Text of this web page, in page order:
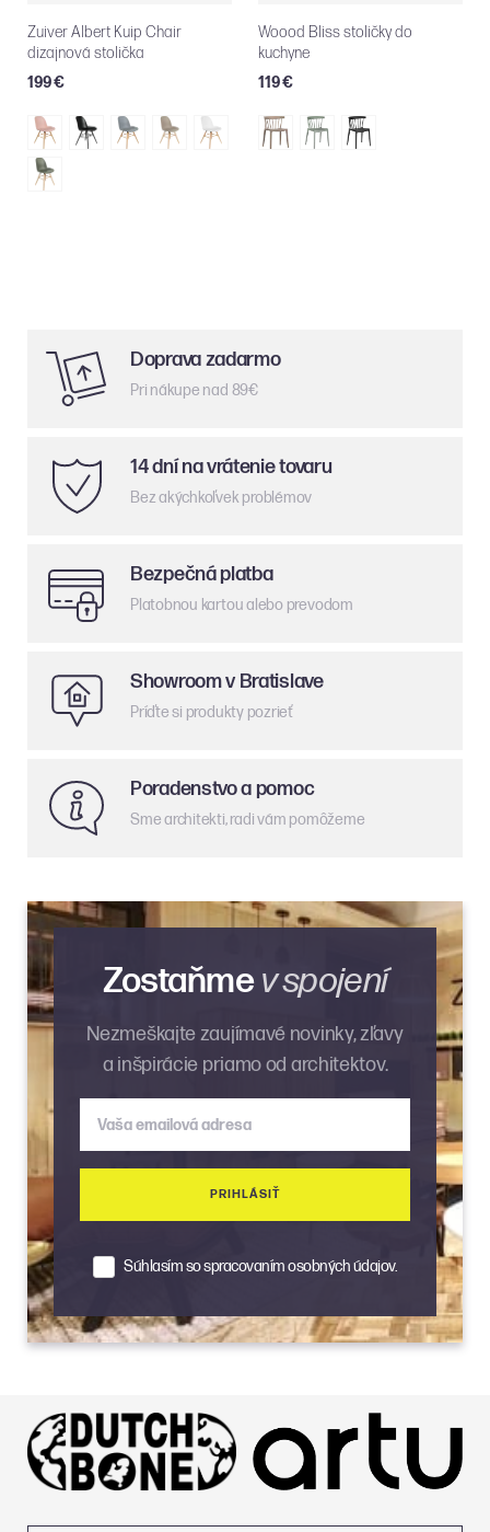
Zuiver Albert Kuip Chair
dizajnová stolička
199 €
Woood Bliss stoličky do
kuchyne
119 €
Doprava zadarmo
Pri nákupe nad 89€
14 dní na vrátenie tovaru
Bez akýchkoľvek problémov
Bezpečná platba
Platobnou kartou alebo prevodom
Showroom v Bratislave
Príďte si produkty pozrieť
Poradenstvo a pomoc
Sme architekti, radi vám pomôžeme
Zostaňmev spojení
Nezmeškajte zaujímavé novinky, zľavy
a inšpirácie priamo od architektov.
Vaša emailová adresa
PRIHLÁSIŤ
Súhlasím so spracovaním osobných údajov.